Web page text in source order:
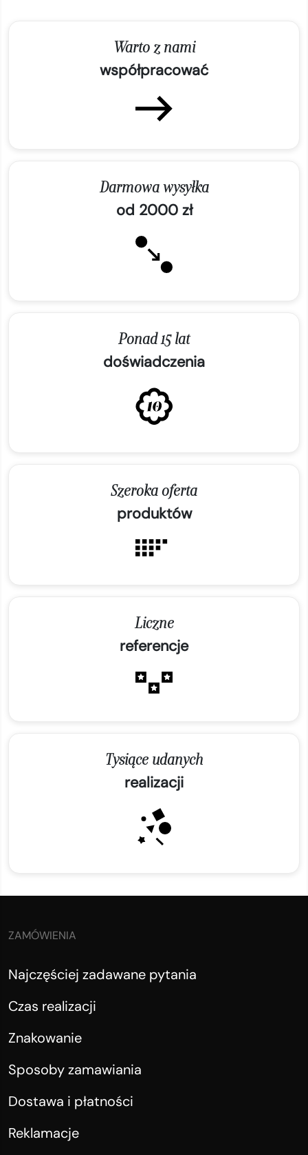
Warto z nami
współpracować
Darmowa wysyłka
od 2000 zł
Ponad 15 lat
doświadczenia
Szeroka oferta
produktów
Liczne
referencje
Tysiące udanych
realizacji
ZAMÓWIENIA
Najczęściej zadawane pytania
Czas realizacji
Znakowanie
Sposoby zamawiania
Dostawa i płatności
Reklamacje